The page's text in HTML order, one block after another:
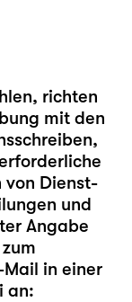
richten
mit den
Dienst-
und
Angabe
in einer
an: